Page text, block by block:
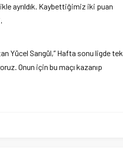
ayrıldık. Kaybettiğimiz iki puan
Yücel Sarıgül,” Hafta sonu ligde tek
Onun için bu maçı kazanıp